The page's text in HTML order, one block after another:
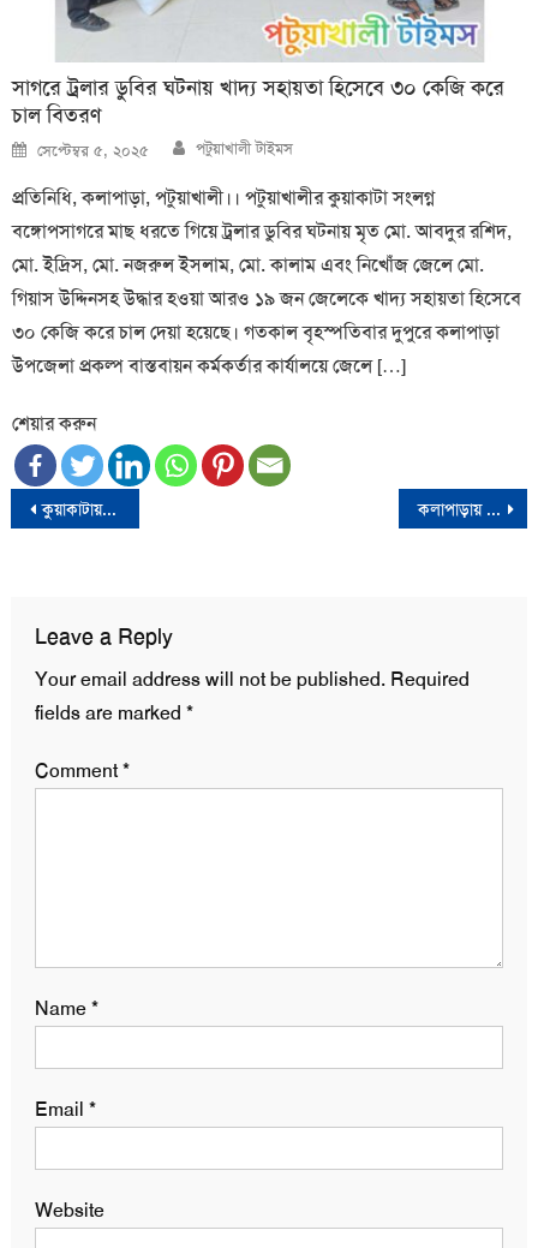
সাগরে ট্রলার ডুবির ঘটনায় খাদ্য সহায়তা হিসেবে ৩০ কেজি করে
চাল বিতরণ
Posted
on
সেপ্টেম্বর ৫, ২০২৫ Author
পটুয়াখালী টাইমস
প্রতিনিধি, কলাপাড়া, পটুয়াখালী।। পটুয়াখালীর কুয়াকাটা সংলগ্ন
বঙ্গোপসাগরে মাছ ধরতে গিয়ে ট্রলার ডুবির ঘটনায় মৃত মো. আবদুর রশিদ,
মো. ইদ্রিস, মো. নজরুল ইসলাম, মো. কালাম এবং নিখোঁজ জেলে মো.
গিয়াস উদ্দিনসহ উদ্ধার হওয়া আরও ১৯ জন জেলেকে খাদ্য সহায়তা হিসেবে
৩০ কেজি করে চাল দেয়া হয়েছে। গতকাল বৃহস্পতিবার দুপুরে কলাপাড়া
উপজেলা প্রকল্প বাস্তবায়ন কর্মকর্তার কার্যালয়ে জেলে […]
শেয়ার করুন
Post
কুয়াকাটায় ভ্রাম্যমাণ আদালতের অভিযানে জাটকা ইলিশ জব্দ; এক ব্যক্তিকে অর্থদণ্ড কলাপাড়ায় ঢাকাগামী বাস থেকে ১৪০০ কেজি জাটকা জব্দ; চালকদের ১২ হাজার টাকা জরিমানা
Leave a Reply
Your email address will not be published. Required
fields are marked *
Comment*
Name*
Email *
Website